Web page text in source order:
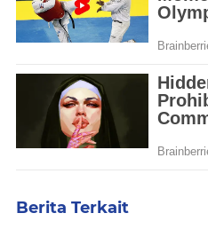
Berita Terkait